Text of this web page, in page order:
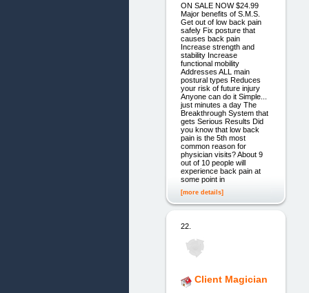
ON SALE NOW $24.99
Major benefits of S.M.S.
Get out of low back pain
safely Fix posture that
causes back pain
Increase strength and
stability Increase
functional mobility
Addresses ALL main
postural types Reduces
your risk of future injury
Anyone can do it Simple...
just minutes a day The
Breakthrough System that
gets Serious Results Did
you know that low back
pain is the 5th most
common reason for
physician visits? About 9
out of 10 people will
experience back pain at
some point in
[more details]
22.
Client Magician